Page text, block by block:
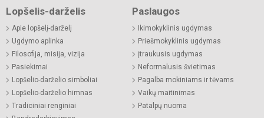
Lopšelis-darželis
Apie lopšelį-darželį
Ugdymo aplinka
Filosofija, misija, vizija
Pasiekimai
Lopšelio-darželio simboliai
Lopšelio-darželio himnas
Tradiciniai renginiai
Paslaugos
Ikimokyklinis ugdymas
Priešmokyklinis ugdymas
Įtraukusis ugdymas
Neformalusis švietimas
Pagalba mokiniams ir tėvams
Vaikų maitinimas
Patalpų nuoma